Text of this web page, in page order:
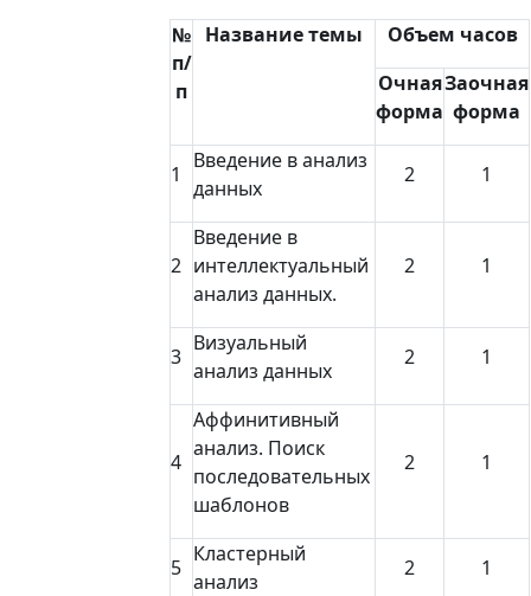
№
п/
п
Название темы
Объем часов
Очная
форма
Заочная
форма
1
Введение в анализ
данных
2 1
2
Введение в
интеллектуальный
анализ данных.
2 1
3
Визуальный
анализ данных
2 1
4
Аффинитивный
анализ. Поиск
последовательных
шаблонов
2 1
5
Кластерный
анализ
2 1